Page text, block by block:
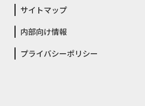
サイトマップ
内部向け情報
プライバシーポリシー